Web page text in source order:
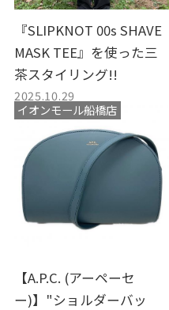
『SLIPKNOT 00s SHAVE
MASK TEE』を使った三
茶スタイリング!!
2025.10.29
イオンモール船橋店
【A.P.C. (アーペーセ
ー)】"ショルダーバッ